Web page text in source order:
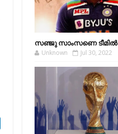
സഞ്ജു സാംസണെ ടീമില്‍
Unknown Jul 30, 2022